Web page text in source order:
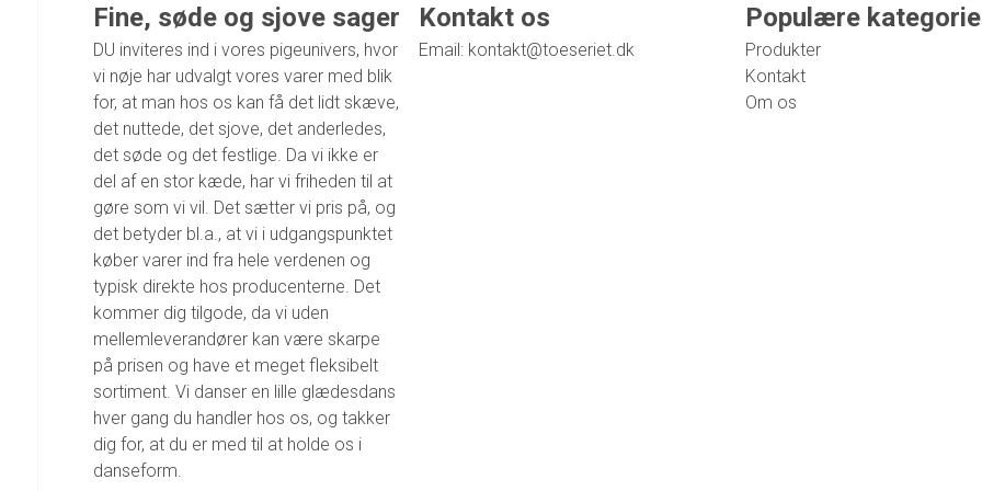
Fine, søde og sjove sager
DU inviteres ind i vores pigeunivers, hvor
vi nøje har udvalgt vores varer med blik
for, at man hos os kan få det lidt skæve,
det nuttede, det sjove, det anderledes,
det søde og det festlige. Da vi ikke er
del af en stor kæde, har vi friheden til at
gøre som vi vil. Det sætter vi pris på, og
det betyder bl.a., at vi i udgangspunktet
køber varer ind fra hele verdenen og
typisk direkte hos producenterne. Det
kommer dig tilgode, da vi uden
mellemleverandører kan være skarpe
på prisen og have et meget fleksibelt
sortiment. Vi danser en lille glædesdans
hver gang du handler hos os, og takker
dig for, at du er med til at holde os i
danseform.
Kontakt os
Email: kontakt@toeseriet.dk
Populære
Produkter
Kontakt
Om os